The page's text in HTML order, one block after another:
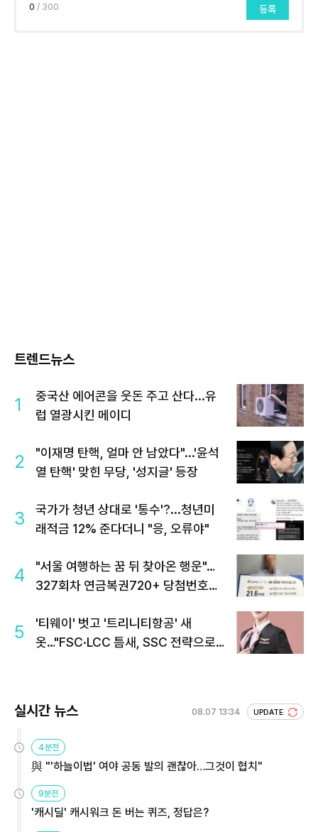
0 / 300 등록
트렌드뉴스
1
중국산 에어콘을 웃돈 주고 산다...유
럽 열광시킨 메이디
2
"이재명 탄핵, 얼마 안 남았다"...'윤석
열 탄핵' 맞힌 무당, '성지글' 등장
3
국가가 청년 상대로 '통수'?...청년미
래적금 12% 준다더니 "응, 오류야"
4
"서울 여행하는 꿈 뒤 찾아온 행운"…
327회차 연금복권720+ 당첨번호조
5
'티웨이' 벗고 '트리니티항공' 새
옷…"FSC·LCC 틈새, SSC 전략으로
실시간 뉴스 08.07 13:34 UPDATE
4분전
與 "'하늘이법' 여야 공동 발의 괜찮아…그것이 협치"
9분전
'캐시딜' 캐시워크 돈 버는 퀴즈, 정답은?